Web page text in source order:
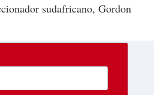
sudafricano, Gordon